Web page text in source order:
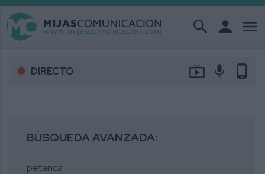
search person menu
DIRECTO live_tv mic phone_android
BÚSQUEDA AVANZADA: